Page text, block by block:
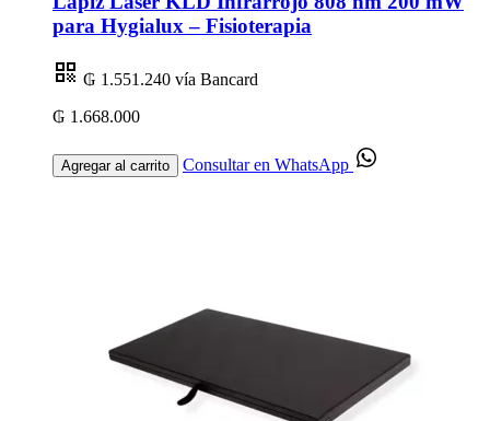
para Hygialux – Fisioterapia
₲ 1.551.240 vía Bancard
₲ 1.668.000
Agregar al carrito Consultar en WhatsApp